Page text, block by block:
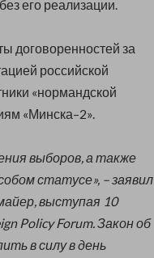
его реализации.
договоренностей за
российской
«нормандской
«Минска–2».
выборов, а также
статусе», – заявил
выступая 10
Policy Forum. Закон об
в силу в день